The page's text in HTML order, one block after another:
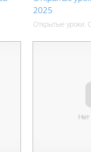
2025
Открытые уроки.